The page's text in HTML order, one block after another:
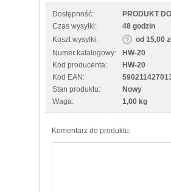
Dostępność:
PRODUKT
Czas wysyłki:
48 godzin
Koszt wysyłki:
od 15,00
Numer katalogowy:
HW-20
Kod producenta:
HW-20
Kod EAN:
Stan produktu:
Nowy
Waga:
1,00 kg
Komentarz do produktu: